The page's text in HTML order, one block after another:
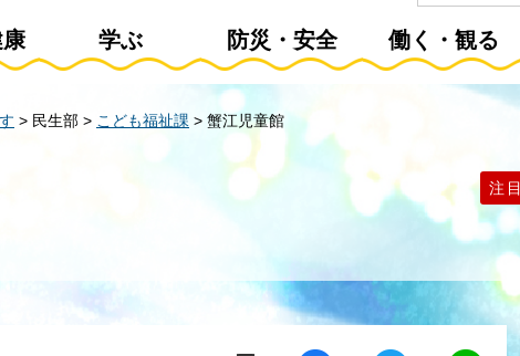
学ぶ 防災・安全 働く・観る
> 民生部 > こども福祉課 > 蟹江児童館
注目